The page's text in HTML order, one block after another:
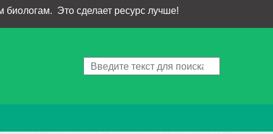
биологам. Это сделает ресурс лучше!